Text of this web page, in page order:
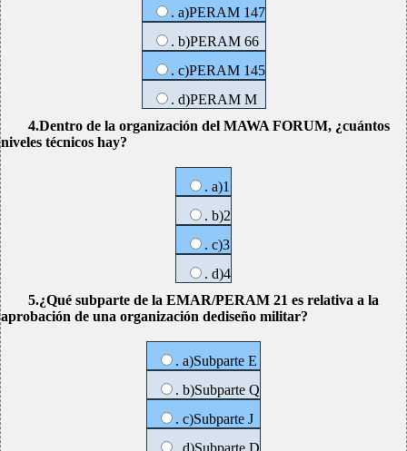
. a)PERAM 147
. b)PERAM 66
. c)PERAM 145
. d)PERAM M
4.Dentro de la organización del MAWA FORUM, ¿cuántos
niveles técnicos hay?
. a)1
. b)2
. c)3
. d)4
5.¿Qué subparte de la EMAR/PERAM 21 es relativa a la
aprobación de una organización dediseño militar?
. a)Subparte E
. b)Subparte Q
. c)Subparte J
. d)Subparte D